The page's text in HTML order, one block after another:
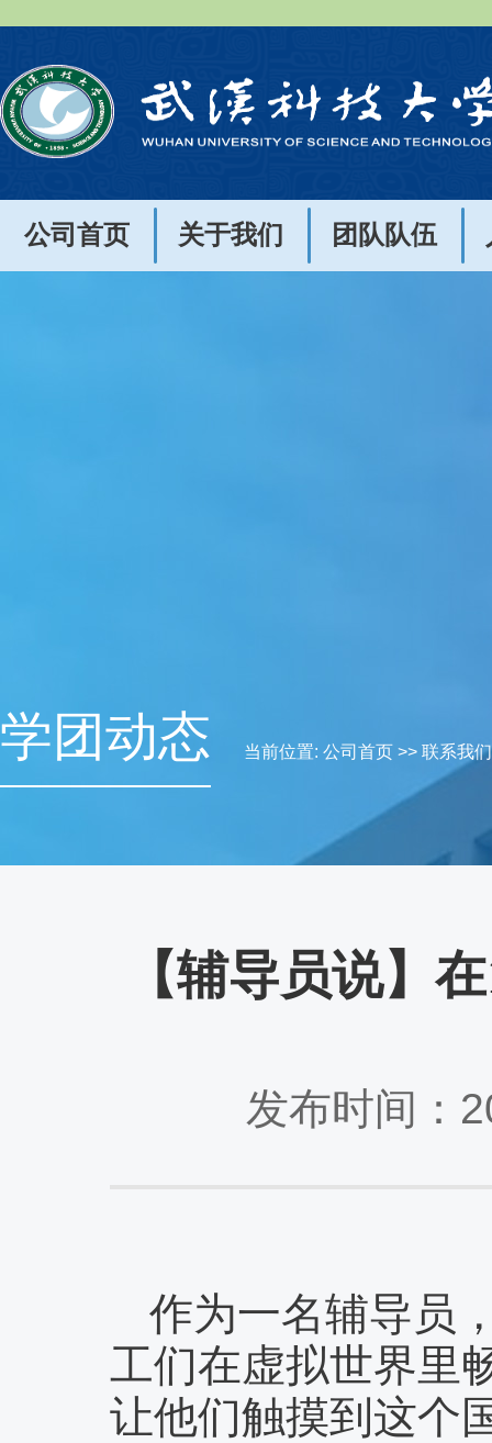
公司首页 关于我们 团队队伍
学团动态 当前位置: 公司首页 >> 联系我们
【辅导员说】
发布时间：
作为一名辅导员
工们在虚拟世界里
让他们触摸到这个